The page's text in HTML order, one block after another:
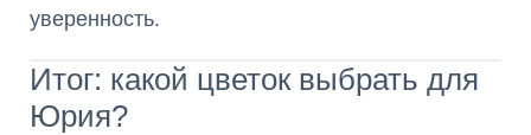
уверенность.
Итог: какой цветок выбрать для
Юрия?